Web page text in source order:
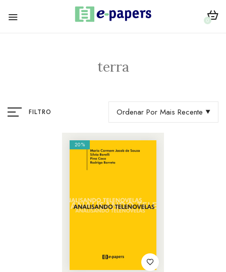
0
terra
FILTRO Ordenar Por Mais Recente
20%